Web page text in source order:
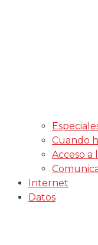
Cuando
Acceso a
Internet
Datos